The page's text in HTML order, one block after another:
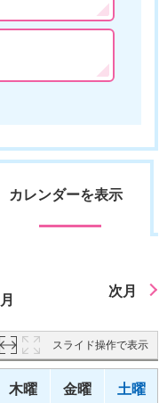
カレンダーを表示
月
次月
スライド操作で表示
木曜
金曜
土曜